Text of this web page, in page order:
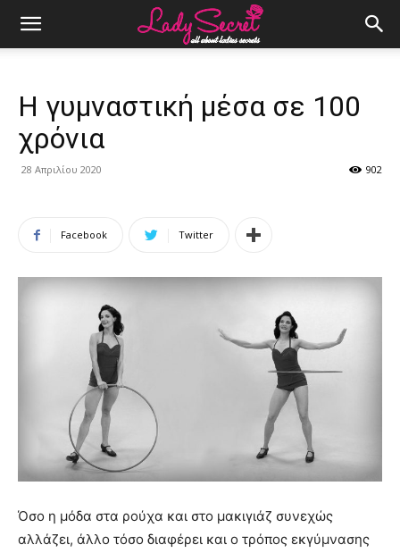
Η γυμναστική μέσα σε 100
χρόνια
28 Απριλίου 2020 902
Facebook Twitter
Όσο η μόδα στα ρούχα και στο μακιγιάζ συνεχώς
αλλάζει, άλλο τόσο διαφέρει και ο τρόπος εκγύμνασης